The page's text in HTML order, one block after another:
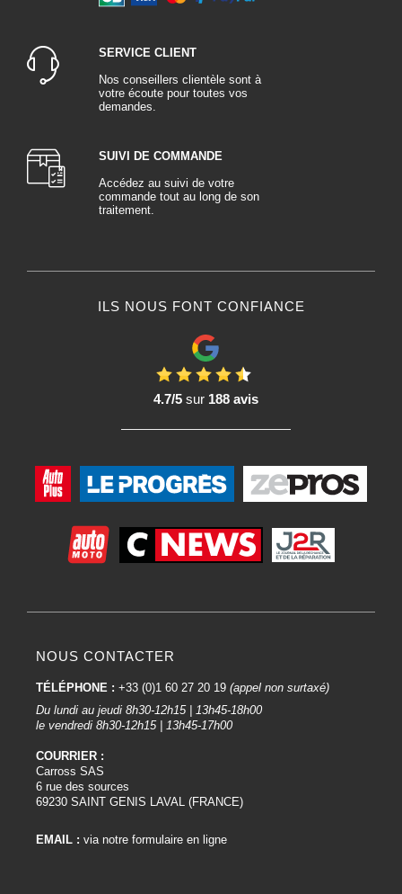
SERVICE CLIENT
Nos conseillers clientèle sont à
votre écoute pour toutes vos
demandes.
SUIVI DE COMMANDE
Accédez au suivi de votre
commande tout au long de son
traitement.
ILS NOUS FONT CONFIANCE
4.7/5sur 188 avis
NOUS CONTACTER
TÉLÉPHONE : +33 (0)1 60 27 20 19 (appel non surtaxé)
Du lundi au jeudi 8h30-12h15 | 13h45-18h00
le vendredi 8h30-12h15 | 13h45-17h00
COURRIER :
Carross SAS
6 rue des sources
69230 SAINT GENIS LAVAL (FRANCE)
EMAIL : via notre formulaire en ligne